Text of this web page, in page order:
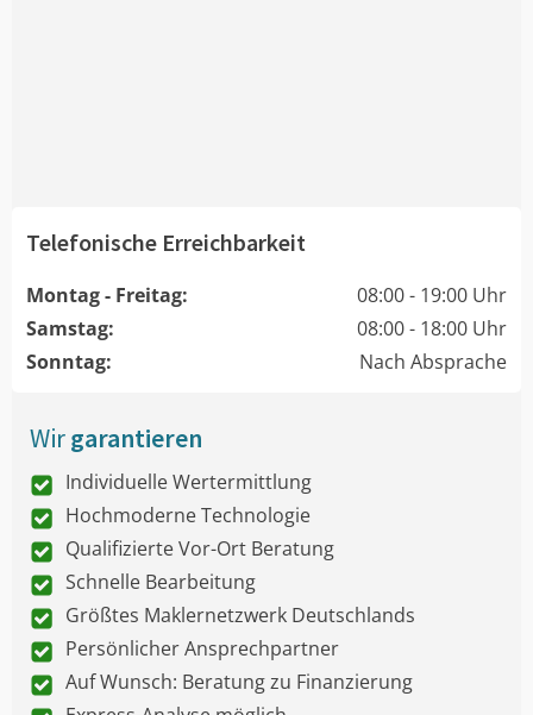
Telefonische Erreichbarkeit
Montag - Freitag:
08:00 - 19:00 Uhr
Samstag:
08:00 - 18:00 Uhr
Sonntag:
Nach Absprache
Wirgarantieren
Individuelle Wertermittlung
Hochmoderne Technologie
Qualifizierte Vor-Ort Beratung
Schnelle Bearbeitung
Größtes Maklernetzwerk Deutschlands
Persönlicher Ansprechpartner
Auf Wunsch: Beratung zu Finanzierung